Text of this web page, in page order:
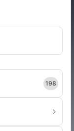
198